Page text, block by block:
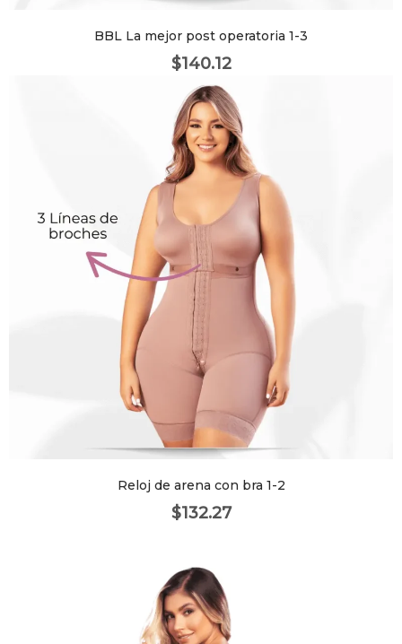
BBL La mejor post operatoria 1-3
$140.12
Reloj de arena con bra 1-2
$132.27